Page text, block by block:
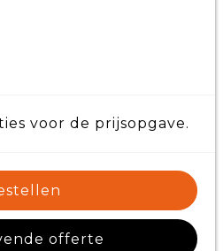
voor de prijsopgave.
offerte